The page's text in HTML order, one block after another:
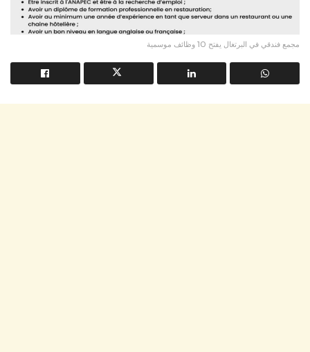
مجمع فندقي في البرتغال يفتح 10 وظائف موسمية